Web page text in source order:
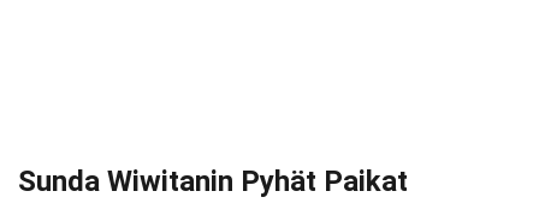
Sunda Wiwitanin Pyhät Paikat